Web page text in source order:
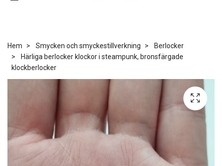
Hem Smycken och smyckestillverkning
Berlocker
Härliga berlocker klockor i steampunk, bronsfärgade
klockberlocker